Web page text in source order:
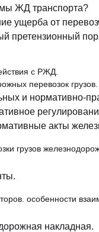
ЖД транспорта?
ущерба от
претензионный
с РЖД.
перевозок грузов.
и нормативно-
акты
грузов
особенности
накладная.